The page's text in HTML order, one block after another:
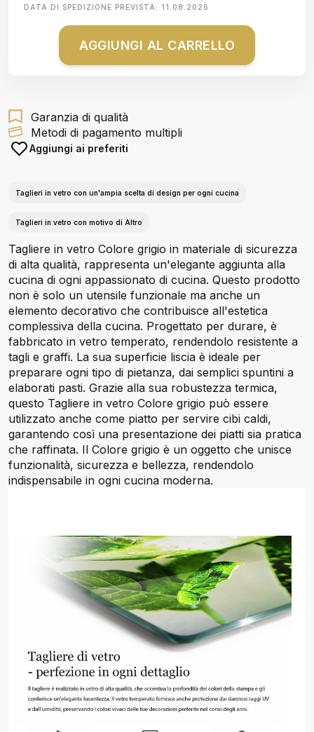
DATA DI SPEDIZIONE PREVISTA: 11.08.2026
AGGIUNGI AL CARRELLO
Garanzia di qualità
Metodi di pagamento multipli
Aggiungi ai preferiti
Taglieri in vetro con un'ampia scelta di design per ogni cucina
Taglieri in vetro con motivo di Altro
Tagliere in vetro Colore grigio in materiale di sicurezza
di alta qualità, rappresenta un'elegante aggiunta alla
cucina di ogni appassionato di cucina. Questo prodotto
non è solo un utensile funzionale ma anche un
elemento decorativo che contribuisce all'estetica
complessiva della cucina. Progettato per durare, è
fabbricato in vetro temperato, rendendolo resistente a
tagli e graffi. La sua superficie liscia è ideale per
preparare ogni tipo di pietanza, dai semplici spuntini a
elaborati pasti. Grazie alla sua robustezza termica,
questo Tagliere in vetro Colore grigio può essere
utilizzato anche come piatto per servire cibi caldi,
garantendo così una presentazione dei piatti sia pratica
che raffinata. Il Colore grigio è un oggetto che unisce
funzionalità, sicurezza e bellezza, rendendolo
indispensabile in ogni cucina moderna.